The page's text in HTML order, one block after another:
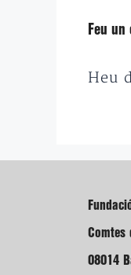
Feu un
Heu
Comtes
08014